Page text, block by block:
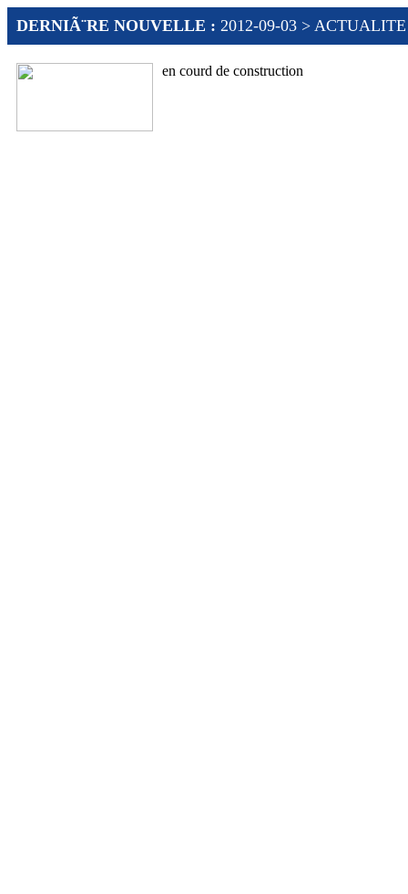
DERNIÃ¨RE NOUVELLE : 2012-09-03 >
en courd de construction